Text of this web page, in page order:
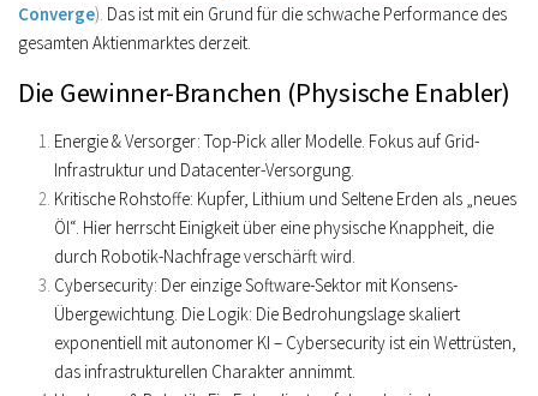
Converge). Das ist mit ein Grund für die schwache Performance des
gesamten Aktienmarktes derzeit.
Die Gewinner-Branchen (Physische Enabler)
Energie & Versorger: Top-Pick aller Modelle. Fokus auf Grid-
Infrastruktur und Datacenter-Versorgung.
Kritische Rohstoffe: Kupfer, Lithium und Seltene Erden als „neues
Öl“. Hier herrscht Einigkeit über eine physische Knappheit, die
durch Robotik-Nachfrage verschärft wird.
Cybersecurity: Der einzige Software-Sektor mit Konsens-
Übergewichtung. Die Logik: Die Bedrohungslage skaliert
exponentiell mit autonomer KI – Cybersecurity ist ein Wettrüsten,
das infrastrukturellen Charakter annimmt.